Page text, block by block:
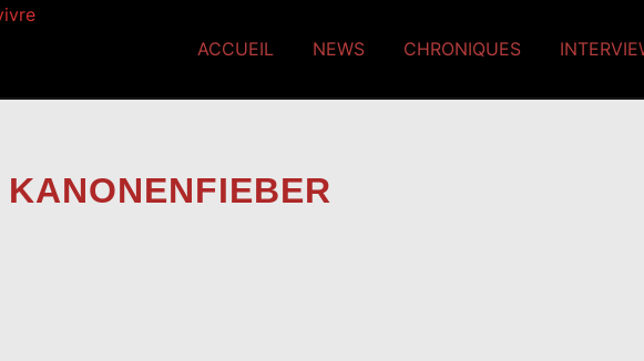
ACCUEIL NEWS CHRONIQUES
KANONENFIEBER